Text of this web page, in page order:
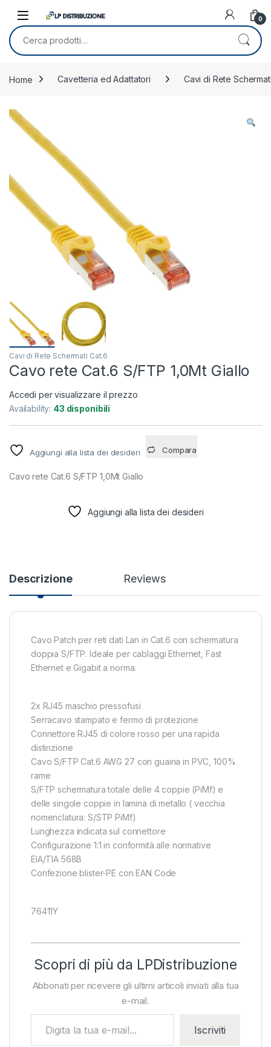
0
Cerca:
Home Cavetteria ed Adattatori Cavi di Rete
Cavi di Rete Schermati Cat.6
Cavo rete Cat.6 S/FTP 1,0Mt Giallo
Accedi per visualizzare il prezzo
Availability: 43 disponibili
Aggiungi alla lista dei desideri Compara
Cavo rete Cat.6 S/FTP 1,0Mt Giallo
Aggiungi alla lista dei desideri
Descrizione Reviews
Cavo Patch per reti dati Lan in Cat.6 con schermatura
doppia S/FTP. Ideale per cablaggi Ethernet, Fast
Ethernet e Gigabit a norma.
2x RJ45 maschio pressofusi
Serracavo stampato e fermo di protezione
Connettore RJ45 di colore rosso per una rapida
distinzione
Cavo S/FTP Cat.6 AWG 27 con guaina in PVC, 100%
rame
S/FTP schermatura totale delle 4 coppie (PiMf) e
delle singole coppie in lamina di metallo ( vecchia
nomenclatura: S/STP PiMf)
Lunghezza indicata sul connettore
Configurazione 1:1 in conformità alle normative
EIA/TIA 568B
Confezione blister-PE con EAN Code
76411Y
Scopri di più da LPDistribuzione
Abbonati per ricevere gli ultimi articoli inviati alla tua
e-mail.
Iscriviti